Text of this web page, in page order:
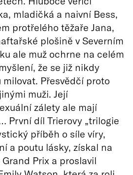
mladičká a naivní Bess,
protřelého těžaře Jana,
plošině v Severním
ale muž ochrne na celém
že se již nikdy
milovat. Přesvědčí proto
muži. Její
zálety ale mají
První díl Trierovy „trilogie
příběh o síle víry,
a poutu lásky, získal na
Prix a proslavil